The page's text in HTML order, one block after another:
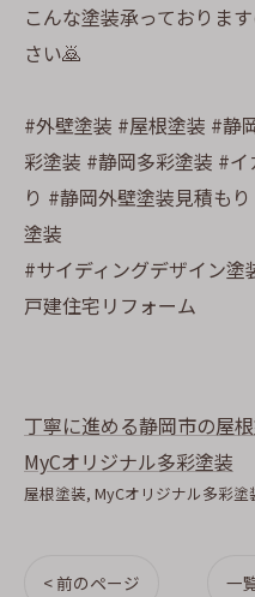
こんな塗装承っておりま
さい🙇
#外壁塗装 #屋根塗装 #静
彩塗装 #静岡多彩塗装 #
り #静岡外壁塗装見積も
塗装
#サイディングデザイン
戸建住宅リフォーム
丁寧に進める静岡市の屋
MyCオリジナル多彩塗装
屋根塗装 MyCオリジナル多彩塗
< 前のページ 一